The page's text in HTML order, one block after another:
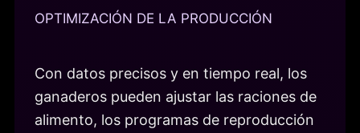
OPTIMIZACIÓN DE LA PRODUCCIÓN
Con datos precisos y en tiempo real, los
ganaderos pueden ajustar las raciones de
alimento, los programas de reproducción